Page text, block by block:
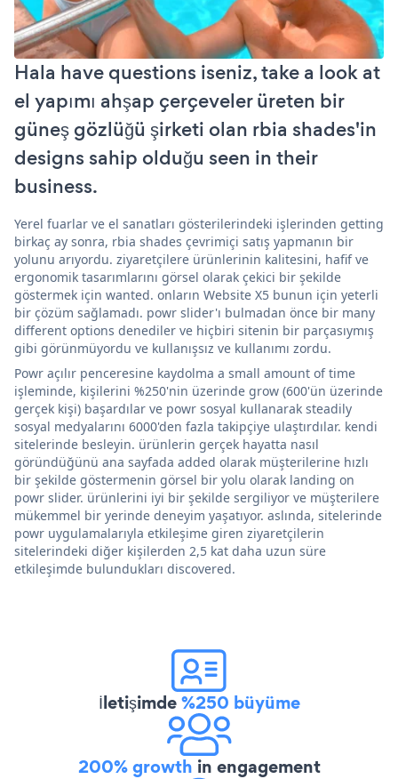
Hala have questions iseniz, take a look at
el yapımı ahşap çerçeveler üreten bir
güneş gözlüğü şirketi olan rbia shades'in
designs sahip olduğu seen in their
business.
Yerel fuarlar ve el sanatları gösterilerindeki işlerinden getting
birkaç ay sonra, rbia shades çevrimiçi satış yapmanın bir
yolunu arıyordu. ziyaretçilere ürünlerinin kalitesini, hafif ve
ergonomik tasarımlarını görsel olarak çekici bir şekilde
göstermek için wanted. onların Website X5 bunun için yeterli
bir çözüm sağlamadı. powr slider'ı bulmadan önce bir many
different options denediler ve hiçbiri sitenin bir parçasıymış
gibi görünmüyordu ve kullanışsız ve kullanımı zordu.
Powr açılır penceresine kaydolma a small amount of time
işleminde, kişilerini %250'nin üzerinde grow (600'ün üzerinde
gerçek kişi) başardılar ve powr sosyal kullanarak steadily
sosyal medyalarını 6000'den fazla takipçiye ulaştırdılar. kendi
sitelerinde besleyin. ürünlerin gerçek hayatta nasıl
göründüğünü ana sayfada added olarak müşterilerine hızlı
bir şekilde göstermenin görsel bir yolu olarak landing on
powr slider. ürünlerini iyi bir şekilde sergiliyor ve müşterilere
mükemmel bir yerinde deneyim yaşatıyor. aslında, sitelerinde
powr uygulamalarıyla etkileşime giren ziyaretçilerin
sitelerindeki diğer kişilerden 2,5 kat daha uzun süre
etkileşimde bulundukları discovered.
İletişimde%250 büyüme
200% growth in engagement